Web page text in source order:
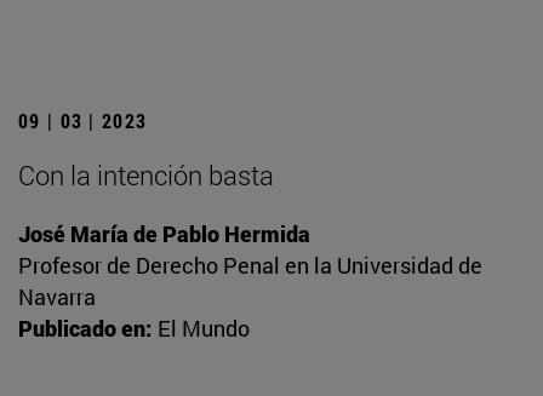
09 | 03 | 2023
Con la intención basta
José María de Pablo Hermida
Profesor de Derecho Penal en la Universidad de
Navarra
Publicado en: El Mundo